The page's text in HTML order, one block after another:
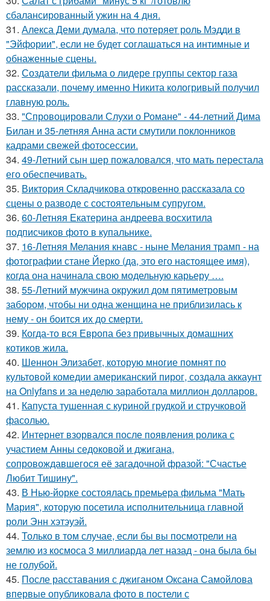
сбалансированный ужин на 4 дня.
31. Алекса Деми думала, что потеряет роль Мэдди в
"Эйфории", если не будет соглашаться на интимные и
обнаженные сцены.
32. Создатели фильма о лидере группы сектор газа
рассказали, почему именно Никита кологривый получил
главную роль.
33. "Спровоцировали Слухи о Романе" - 44-летний Дима
Билан и 35-летняя Анна асти смутили поклонников
кадрами свежей фотосессии.
34. 49-Летний сын шер пожаловался, что мать перестала
его обеспечивать.
35. Виктория Складчикова откровенно рассказала со
сцены о разводе с состоятельным супругом.
36. 60-Летняя Екатерина андреева восхитила
подписчиков фото в купальнике.
37. 16-Летняя Мелания кнавс - ныне Мелания трамп - на
фотографии стане Йерко (да, это его настоящее имя),
когда она начинала свою модельную карьеру ….
38. 55-Летний мужчина окружил дом пятиметровым
забором, чтобы ни одна женщина не приблизилась к
нему - он боится их до смерти.
39. Когда-то вся Европа без привычных домашних
котиков жила.
40. Шеннон Элизабет, которую многие помнят по
культовой комедии американский пирог, создала аккаунт
на Onlyfans и за неделю заработала миллион долларов.
41. Капуста тушенная с куриной грудкой и стручковой
фасолью.
42. Интернет взорвался после появления ролика с
участием Анны седоковой и джигана,
сопровождавшегося её загадочной фразой: "Счастье
Любит Тишину".
43. В Нью-йорке состоялась премьера фильма "Мать
Мария", которую посетила исполнительница главной
роли Энн хэтэуэй.
44. Только в том случае, если бы вы посмотрели на
землю из космоса 3 миллиарда лет назад - она была бы
не голубой.
45. После расставания с джиганом Оксана Самойлова
впервые опубликовала фото в постели с